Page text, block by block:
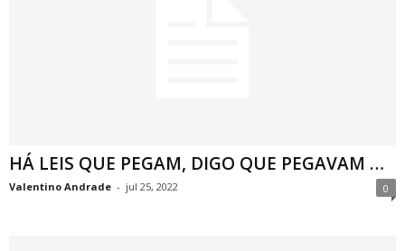
HÁ LEIS QUE PEGAM, DIGO QUE PEGAVAM …
Valentino Andrade - jul 25, 2022 0